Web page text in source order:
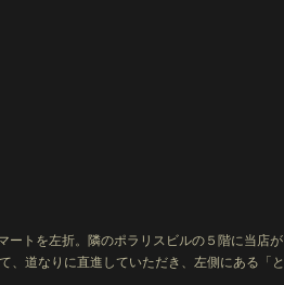
ートを左折。隣のポラリスビルの５階に当店が
、道なりに直進していただき、左側にある「と